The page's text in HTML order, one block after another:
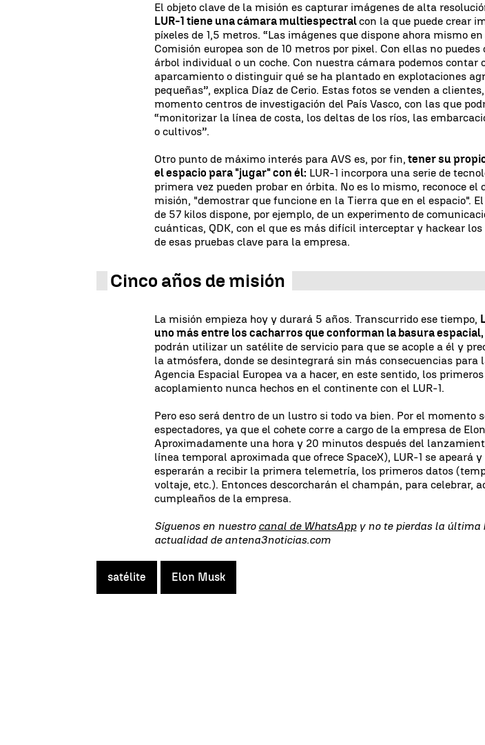
El objeto clave de la misión es capturar imágenes de alta
LUR-1 tiene una cámara multiespectralcon la que puede crear
píxeles de 1,5 metros. “Las imágenes que dispone ahora mismo
Comisión europea son de 10 metros por pixel. Con ellas no
árbol individual o un coche. Con nuestra cámara podemos contar
aparcamiento o distinguir qué se ha plantado en explotaciones
pequeñas”, explica Díaz de Cerio. Estas fotos se venden a
momento centros de investigación del País Vasco, con las que
“monitorizar la línea de costa, los deltas de los ríos, las
o cultivos”.
Otro punto de máximo interés para AVS es, por fin, tener su
el espacio para "jugar" con él: LUR-1 incorpora una serie de
primera vez pueden probar en órbita. No es lo mismo, reconoce el
misión, "demostrar que funcione en la Tierra que en el espacio".
de 57 kilos dispone, por ejemplo, de un experimento de
cuánticas, QDK, con el que es más difícil interceptar y hackear
de esas pruebas clave para la empresa.
Cinco años de misión
La misión empieza hoy y durará 5 años. Transcurrido ese tiempo,
uno más entre los cacharros que conforman la basura espacial,
podrán utilizar un satélite de servicio para que se acople a él y
la atmósfera, donde se desintegrará sin más consecuencias para
Agencia Espacial Europea va a hacer, en este sentido, los
acoplamiento nunca hechos en el continente con el LUR-1.
Pero eso será dentro de un lustro si todo va bien. Por el momento
espectadores, ya que el cohete corre a cargo de la empresa de
Aproximadamente una hora y 20 minutos después del
línea temporal aproximada que ofrece SpaceX), LUR-1 se apeará
esperarán a recibir la primera telemetría, los primeros datos
voltaje, etc.). Entonces descorcharán el champán, para celebrar,
cumpleaños de la empresa.
Síguenos en nuestro canal de WhatsAppy no te pierdas la última
actualidad de antena3noticias.com
satélite Elon Musk